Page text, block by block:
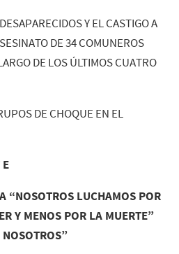
Y EL CASTIGO A
DE 34 COMUNEROS
DE LOS ÚLTIMOS CUATRO
DE CHOQUE EN EL
“NOSOTROS LUCHAMOS POR
Y MENOS POR LA MUERTE”